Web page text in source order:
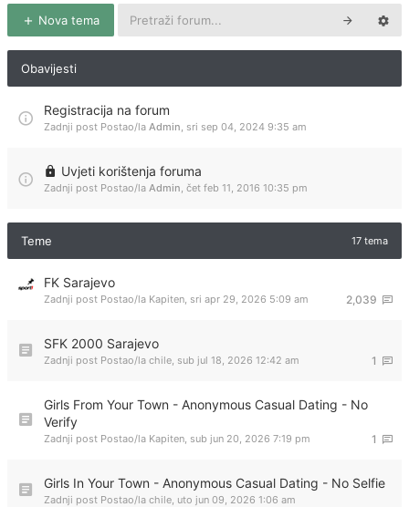
Nova tema
Obavijesti
Registracija na forum
Zadnji post Postao/la Admin, sri sep 04, 2024 9:35 am
Uvjeti korištenja foruma
Zadnji post Postao/la Admin, čet feb 11, 2016 10:35 pm
Teme 17 tema
FK Sarajevo
2,039
Zadnji post Postao/la Kapiten, sri apr 29, 2026 5:09 am
SFK 2000 Sarajevo
1
Zadnji post Postao/la chile, sub jul 18, 2026 12:42 am
Girls From Your Town - Anonymous Casual Dating - No
Verify
1
Zadnji post Postao/la Kapiten, sub jun 20, 2026 7:19 pm
Girls In Your Town - Anonymous Casual Dating - No Selfie
Zadnji post Postao/la chile, uto jun 09, 2026 1:06 am